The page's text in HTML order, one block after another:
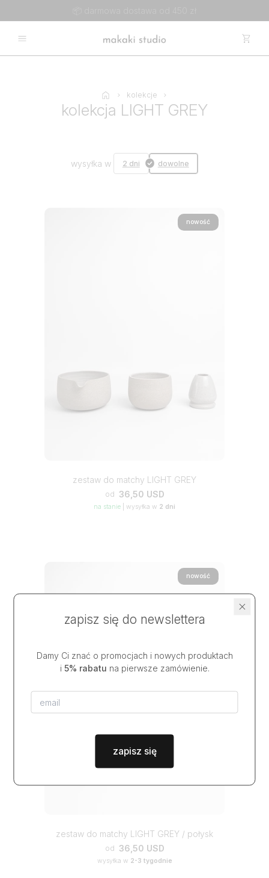
kolekcje
kolekcja LIGHT GREY
wysyłka w 2 dni dowolne
nowość
zestaw do matchy LIGHT GREY
od 36,50 USD
na stanie wysyłka w 2 dni
nowość
zestaw do matchy LIGHT GREY / połysk
od 36,50 USD
wysyłka w 2-3 tygodnie
zapisz się do newslettera
Damy Ci znać o promocjach i nowych produktach
i 5% rabatu na pierwsze zamówienie.
zapisz się